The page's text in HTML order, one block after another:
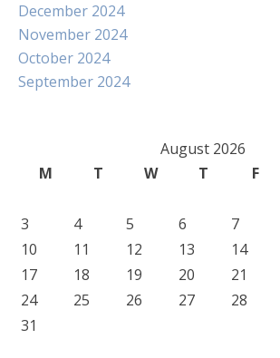
December 2024
November 2024
October 2024
September 2024
August 2026
M
T W T F
3
4 5 6 7
10
11 12 13 14
17
18 19 20 21
24
25 26 27 28
31